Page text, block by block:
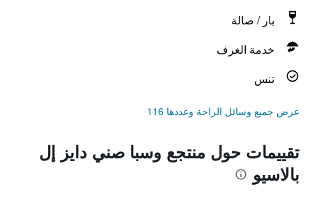
بار / صالة
خدمة الغرف
تنس
عرض جميع وسائل الراحة وعددها 116
تقييمات حول منتجع وسبا صني دايز إل
بالاسيو